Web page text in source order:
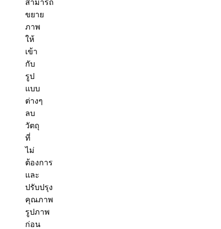
สามารถ
ขยาย
ภาพ
ให้
เข้า
กับ
รูป
แบบ
ต่างๆ
ลบ
วัตถุ
ที่
ไม่
ต้องการ
และ
ปรับปรุง
คุณภาพ
รูปภาพ
ก่อน